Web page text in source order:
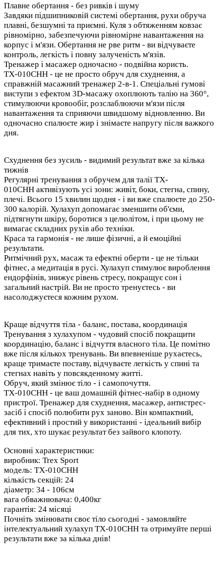
Плавне обертання - без ривків і шуму
Завдяки підшипниковій системі обертання, рухи обруча
плавні, безшумні та приємні. Куля з обтяженням ковзає
рівномірно, забезпечуючи рівномірне навантаження на
корпус і м'язи. Обертання не рве ритм - ви відчуваєте
контроль, легкість і повну залученість м'язів.
Тренажер і масажер одночасно - подвійна користь.
TX-010CHH - це не просто обруч для схуднення, а
справжній масажний тренажер 2-в-1. Спеціальні гумові
виступи з ефектом 3D-масажу охоплюють талію на 360°,
стимулюючи кровообіг, розслаблюючи м'язи після
навантаження та сприяючи швидшому відновленню. Ви
одночасно спалюєте жир і знімаєте напругу після важкого
дня.
Схуднення без зусиль - видимий результат вже за кілька
тижнів
Регулярні тренування з обручем для талії TX-
010CHH активізують усі зони: живіт, боки, стегна, спину,
плечі. Всього 15 хвилин щодня - і ви вже спалюєте до 250-
300 калорій. Хулахуп допомагає зменшити об'єми,
підтягнути шкіру, боротися з целюлітом, і при цьому не
вимагає складних рухів або техніки.
Краса та гармонія - не лише фізичні, а й емоційні
результати.
Ритмічний рух, масаж та ефектні оберти - це не тільки
фітнес, а медитація в русі. Хулахуп стимулює вироблення
ендорфінів, знижує рівень стресу, покращує сон і
загальний настрій. Ви не просто тренуєтесь - ви
насолоджуєтеся кожним рухом.
Краще відчуття тіла - баланс, постава, координація
Тренування з хулахупом - чудовий спосіб покращити
координацію, баланс і відчуття власного тіла. Це помітно
вже після кількох тренувань. Ви впевненіше рухаєтесь,
краще тримаєте поставу, відчуваєте легкість у спині та
стегнах навіть у повсякденному житті.
Обруч, який змінює тіло - і самопочуття.
TX-010CHH - це ваш домашній фітнес-набір в одному
пристрої. Тренажер для схуднення, масажер, антистрес-
засіб і спосіб полюбити рух заново. Він компактний,
ефективний і простий у використанні - ідеальний вибір
для тих, хто шукає результат без зайвого клопоту.
Основні характеристики:
виробник: Trex Sport
модель: TX-010CHH
кількість секцій: 24
діаметр: 34 - 106см
вага обважнювача: 0,400кг
гарантія: 24 місяці
Почніть змінювати своє тіло сьогодні - замовляйте
інтелектуальний хулахуп TX-010CHH та отримуйте перші
результати вже за кілька днів!